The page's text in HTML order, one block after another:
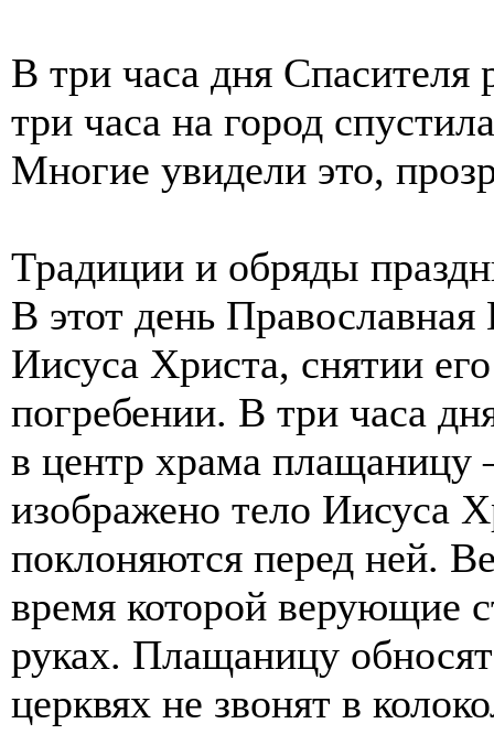
В три часа дня Спасителя
три часа на город
Многие увидели это,
Традиции и обряды
В этот день
Иисуса Христа, снятии
погребении. В три часа
в центр храма плащаницу
изображено тело Иисуса
поклоняются перед ней.
время которой верующие
руках. Плащаницу
церквях не звонят в